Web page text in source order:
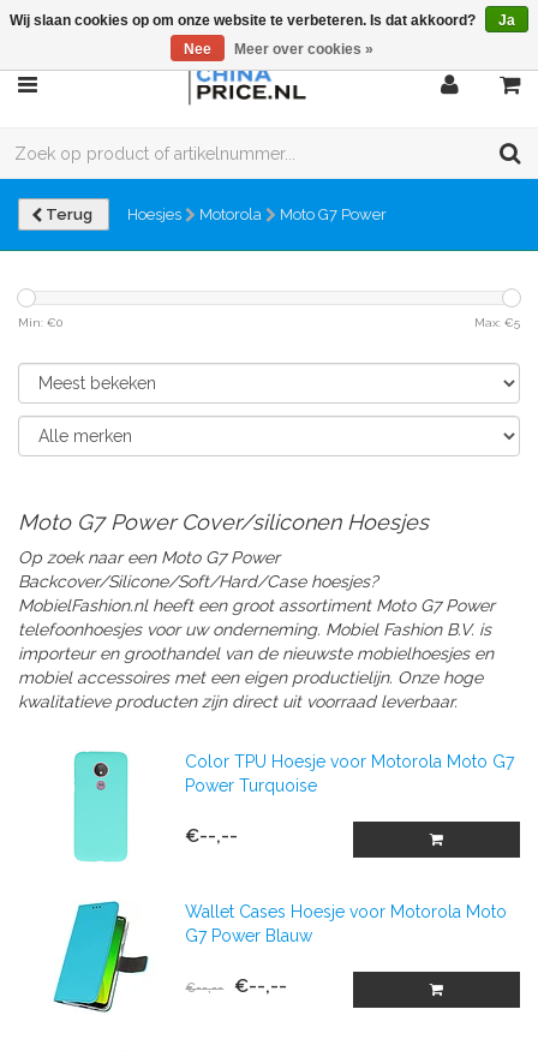
Terug Hoesjes Motorola Moto G7 Power
Min: €0 Max: €5
Moto G7 Power Cover/siliconen Hoesjes
Op zoek naar een Moto G7 Power
Backcover/Silicone/Soft/Hard/Case hoesjes?
MobielFashion.nl heeft een groot assortiment Moto G7 Power
telefoonhoesjes voor uw onderneming. Mobiel Fashion B.V. is
importeur en groothandel van de nieuwste mobielhoesjes en
mobiel accessoires met een eigen productielijn. Onze hoge
kwalitatieve producten zijn direct uit voorraad leverbaar.
Color TPU Hoesje voor Motorola Moto G7
Power Turquoise
€--,--
Wallet Cases Hoesje voor Motorola Moto
G7 Power Blauw
€--,-- €--,--
Wij slaan cookies op om onze website te verbeteren. Is dat akkoord?
Ja
Nee
Meer over cookies »